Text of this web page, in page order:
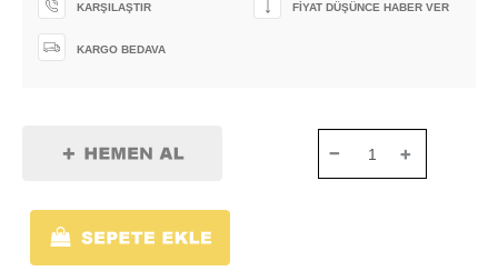
KARŞILAŞTIR FIYAT DÜŞÜNCE HABER VER
KARGO BEDAVA